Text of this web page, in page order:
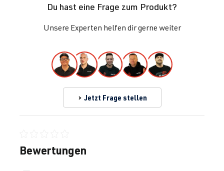
Du hast eine Frage zum Produkt?
Unsere Experten helfen dir gerne weiter
Jetzt Frage stellen
Durchschnittliche Bewertung von 0 von 5 Sternen
Bewertungen